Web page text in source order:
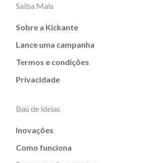
Saiba Mais
Sobre a Kickante
Lance uma campanha
Termos e condições
Privacidade
Baú de ideias
Inovações
Como funciona